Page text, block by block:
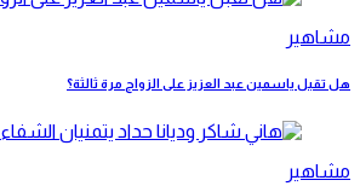
مشاهير
هل تقبل ياسمين عبد العزيز على الزواج مرة ثالثة؟
مشاهير